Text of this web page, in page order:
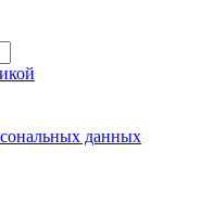
данных